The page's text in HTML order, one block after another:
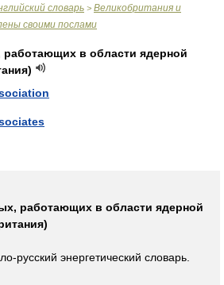
словарь > Великобритания и
своими послами
в области ядерной
работающих в области ядерной
русский энергетический словарь.